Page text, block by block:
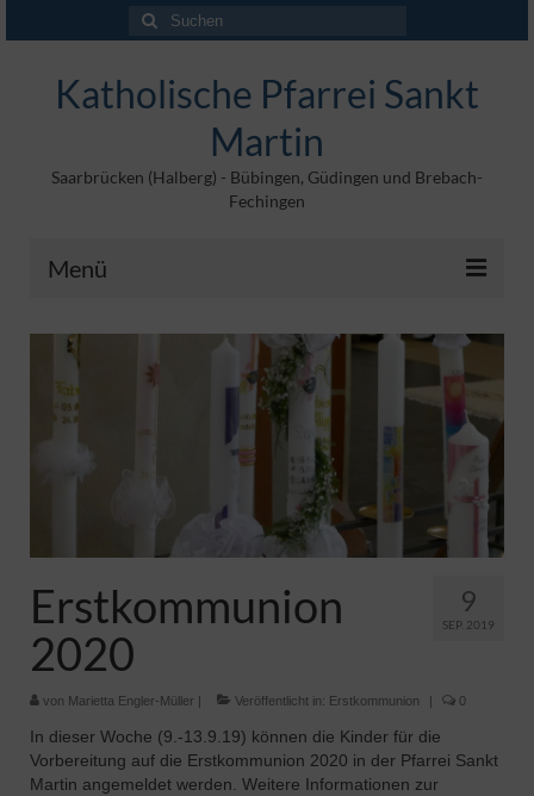
Suchen
nach:
Katholische Pfarrei Sankt
Martin
Saarbrücken (Halberg) - Bübingen, Güdingen und Brebach-
Fechingen
Menü
Angebote
Veröffentlichungen
Kontakt
Impressum
Maltische für Kinder
9
SEP. 2019
Erstkommunion
2020
von Marietta Engler-Müller | Veröffentlicht in: Erstkommunion | 0
In dieser Woche (9.-13.9.19) können die Kinder für die
Vorbereitung auf die Erstkommunion 2020 in der Pfarrei Sankt
Martin angemeldet werden. Weitere Informationen zur